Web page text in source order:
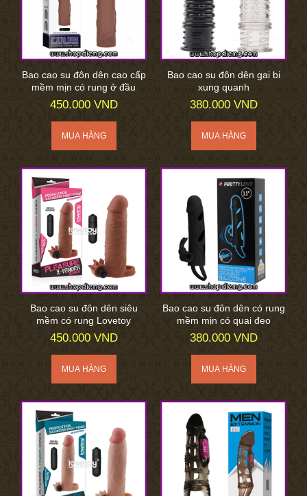
Bao cao su đôn dên cao cấp
mềm mịn có rung ở đầu
450.000 VND
Bao cao su đôn dên gai bi
xung quanh
380.000 VND
Bao cao su đôn dên siêu
mềm có rung Lovetoy
450.000 VND
Bao cao su đôn dên có rung
mềm mịn có quai đeo
380.000 VND